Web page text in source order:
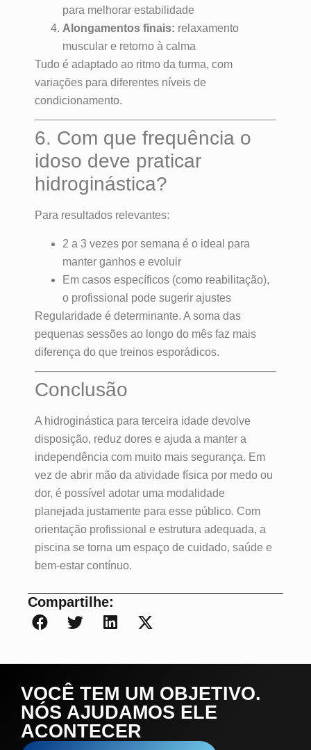
para melhorar estabilidade
Alongamentos finais: relaxamento
muscular e retorno à calma
Tudo é adaptado ao ritmo da turma, com
variações para diferentes níveis de
condicionamento.
6. Com que frequência o
idoso deve praticar
hidroginástica?
Para resultados relevantes:
2 a 3 vezes por semana é o ideal para
manter ganhos e evoluir
Em casos específicos (como reabilitação),
o profissional pode sugerir ajustes
Regularidade é determinante. A soma das
pequenas sessões ao longo do mês faz mais
diferença do que treinos esporádicos.
Conclusão
A hidroginástica para terceira idade devolve
disposição, reduz dores e ajuda a manter a
independência com muito mais segurança. Em
vez de abrir mão da atividade física por medo ou
dor, é possível adotar uma modalidade
planejada justamente para esse público. Com
orientação profissional e estrutura adequada, a
piscina se torna um espaço de cuidado, saúde e
bem‑estar contínuo.
Compartilhe:
VOCÊ TEM UM OBJETIVO.
NÓS AJUDAMOS ELE
ACONTECER